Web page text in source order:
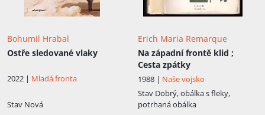
Bohumil Hrabal
Ostře sledované vlaky
2022 | Mladá fronta
Stav Nová
Erich Maria Remarque
Na západní frontě klid ;
Cesta zpátky
1988 | Naše vojsko
Stav Dobrý, obálka s fleky,
potrhaná obálka